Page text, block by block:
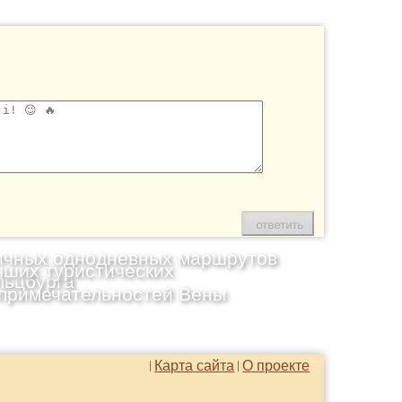
однодневных маршрутов
туристических
Вены
О проекте
Карта сайта